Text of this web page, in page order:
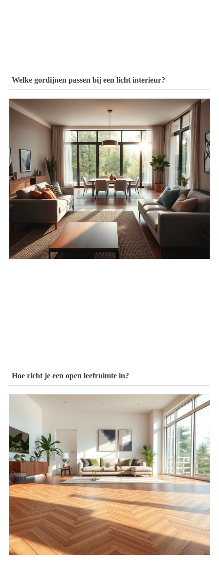
Welke gordijnen passen bij een licht interieur?
Hoe richt je een open leefruimte in?